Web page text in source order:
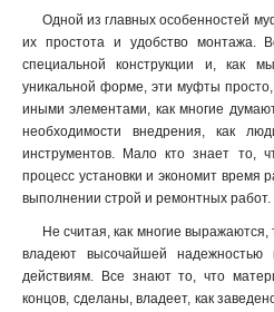
Одной из главных особенностей
их простота и удобство монтажа.
специальной конструкции и, как
уникальной форме, эти муфты
иными элементами, как многие
необходимости внедрения, как
инструментов. Мало кто знает то,
процесс установки и экономит время
выполнении строй и ремонтных работ.
Не считая, как многие
владеют высочайшей надежностью
действиям. Все знают то, что
концов, сделаны, владеет, как